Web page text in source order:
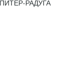
РАДУГА